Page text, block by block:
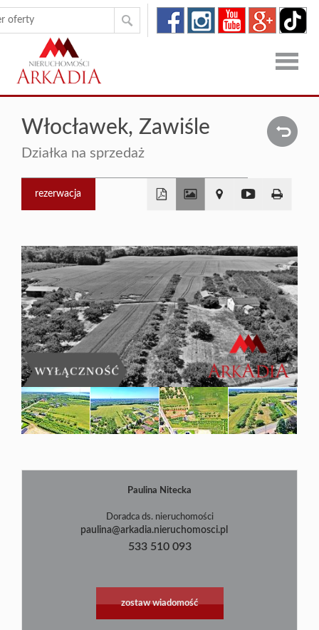
Strona
główna
Oferty
Dron
RODO
Blog
Włocławek, Zawiśle
Działka na sprzedaż
rezerwacja
−
Paulina Nitecka
Doradca ds. nieruchomości
paulina@arkadia.nieruchomosci.pl
533 510 093
zostaw wiadomość